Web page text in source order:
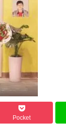
Pocket